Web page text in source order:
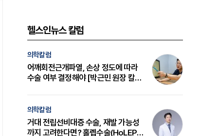
헬스인뉴스 칼럼
의학칼럼
어깨회전근개파열, 손상 정도에 따라
수술 여부 결정해야 [박근민 원장 칼
의학칼럼
거대 전립선비대증 수술, 재발 가능성
까지 고려한다면? 홀렙수술(HoLEP)